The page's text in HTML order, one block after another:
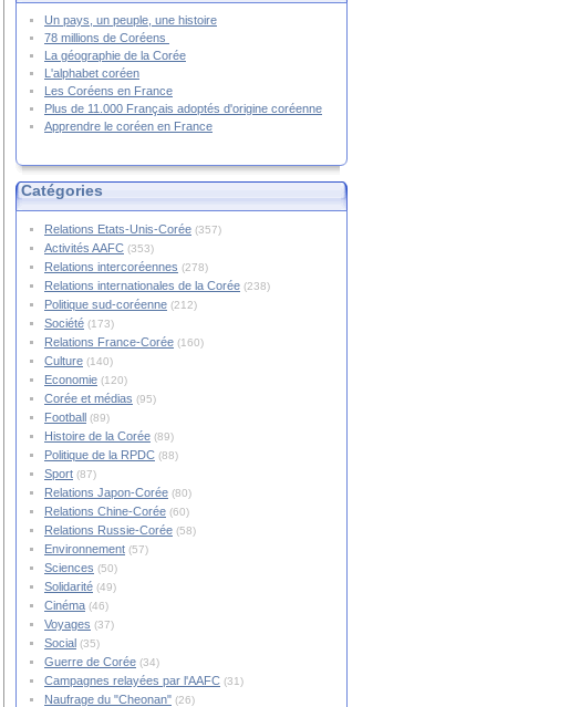
Un pays, un peuple, une histoire
78 millions de Coréens
La géographie de la Corée
L'alphabet coréen
Les Coréens en France
Plus de 11.000 Français adoptés d'origine coréenne
Apprendre le coréen en France
Catégories
Relations Etats-Unis-Corée (357)
Activités AAFC (353)
Relations intercoréennes (278)
Relations internationales de la Corée (238)
Politique sud-coréenne (212)
Société (173)
Relations France-Corée (160)
Culture (140)
Economie (120)
Corée et médias (95)
Football (89)
Histoire de la Corée (89)
Politique de la RPDC (88)
Sport (87)
Relations Japon-Corée (80)
Relations Chine-Corée (60)
Relations Russie-Corée (58)
Environnement (57)
Sciences (50)
Solidarité (49)
Cinéma (46)
Voyages (37)
Social (35)
Guerre de Corée (34)
Campagnes relayées par l'AAFC (31)
Naufrage du "Cheonan" (26)